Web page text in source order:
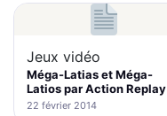
Jeux vidéo
Méga-Latias et Méga-
Latios par Action Replay
22 février 2014